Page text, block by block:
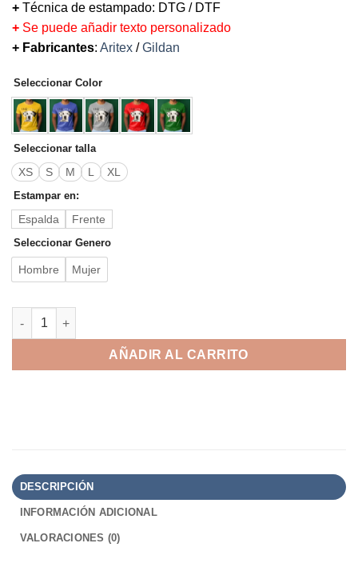
+ Técnica de estampado: DTG / DTF
+ Se puede añadir texto personalizado
+ Fabricantes: Aritex /Gildan
Seleccionar Color
Seleccionar talla
XS S M L XL
Estampar en:
Espalda Frente
Seleccionar Genero
Hombre Mujer
Me gustas cantidad
AÑADIR AL CARRITO
DESCRIPCIÓN
INFORMACIÓN ADICIONAL
VALORACIONES (0)